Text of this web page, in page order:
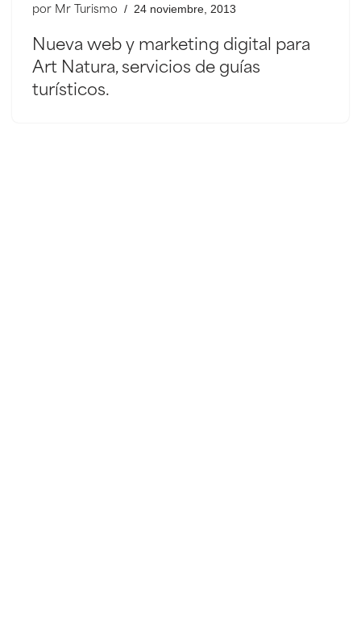
por Mr Turismo 24 noviembre, 2013
Nueva web y marketing digital para
Art Natura, servicios de guías
turísticos.